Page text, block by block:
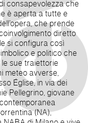
consapevolezza che
che prende
diretto
si configura così
e politico che
sue traiettorie
meteo avverse,
Église, in via dei
Pellegrino, giovane
(NA),